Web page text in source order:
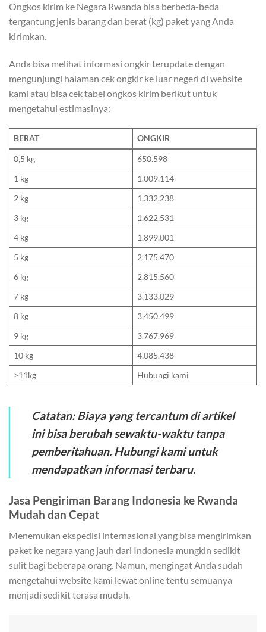
Ongkos kirim ke Negara Rwanda bisa berbeda-beda
tergantung jenis barang dan berat (kg) paket yang Anda
kirimkan.
Anda bisa melihat informasi ongkir terupdate dengan
mengunjungi halaman cek ongkir ke luar negeri di website
kami atau bisa cek tabel ongkos kirim berikut untuk
mengetahui estimasinya:
BERAT ONGKIR
0,5 kg
650.598
1 kg
1.009.114
2 kg
1.332.238
3 kg
1.622.531
4 kg
1.899.001
5 kg
2.175.470
6 kg
2.815.560
7 kg
3.133.029
8 kg
3.450.499
9 kg
3.767.969
10 kg
4.085.438
>11kg
Hubungi kami
Catatan: Biaya yang tercantum di artikel
ini bisa berubah sewaktu-waktu tanpa
pemberitahuan. Hubungi kami untuk
mendapatkan informasi terbaru.
Jasa Pengiriman Barang Indonesia ke Rwanda
Mudah dan Cepat
Menemukan ekspedisi internasional yang bisa mengirimkan
paket ke negara yang jauh dari Indonesia mungkin sedikit
sulit bagi beberapa orang. Namun, mengingat Anda sudah
mengetahui website kami lewat online tentu semuanya
menjadi sedikit terasa mudah.